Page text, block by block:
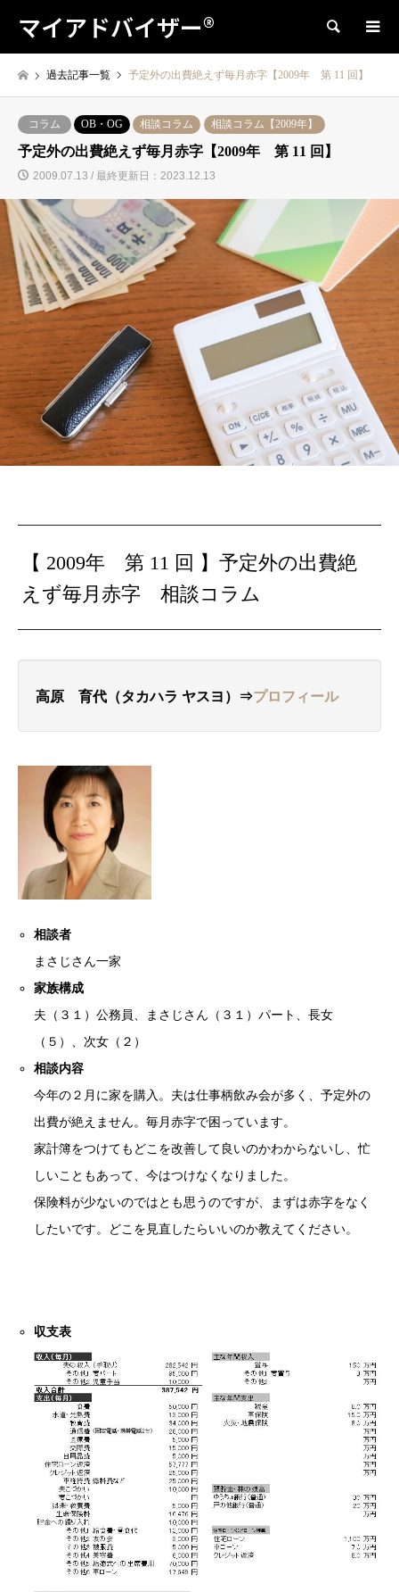
マイアドバイザー® 検索
過去記事一覧 予定外の出費絶えず毎月赤字【2009年 第 11 回】
コラム OB・OG 相談コラム 相談コラム【2009年】
予定外の出費絶えず毎月赤字【2009年 第 11 回】
2009.07.13 / 最終更新日：2023.12.13
【 2009年 第 11 回 】予定外の出費絶
えず毎月赤字 相談コラム
高原 育代（タカハラ ヤスヨ ）⇒プロフィール
相談者
まさじさん一家
家族構成
夫（３１）公務員、まさじさん（３１）パート、長女
（５）、次女（２）
相談内容
今年の２月に家を購入。夫は仕事柄飲み会が多く、予定外の
出費が絶えません。毎月赤字で困っています。
家計簿をつけてもどこを改善して良いのかわからないし、忙
しいこともあって、今はつけなくなりました。
保険料が少ないのではとも思うのですが、まずは赤字をなく
したいです。どこを見直したらいいのか教えてください。
収支表